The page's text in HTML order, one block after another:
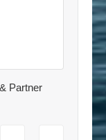
Partner